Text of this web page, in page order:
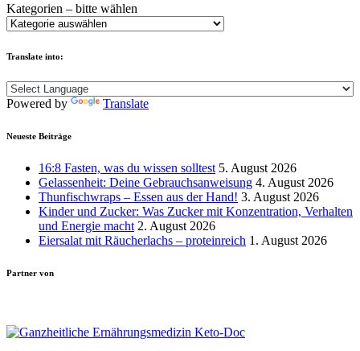
Kategorien – bitte wählen
Translate into:
Powered by Translate
Neueste Beiträge
16:8 Fasten, was du wissen solltest 5. August 2026
Gelassenheit: Deine Gebrauchsanweisung 4. August 2026
Thunfischwraps – Essen aus der Hand! 3. August 2026
Kinder und Zucker: Was Zucker mit Konzentration, Verhalten
und Energie macht 2. August 2026
Eiersalat mit Räucherlachs – proteinreich 1. August 2026
Partner von